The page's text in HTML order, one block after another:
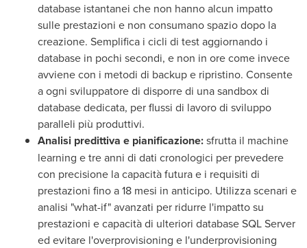
database istantanei che non hanno alcun impatto
sulle prestazioni e non consumano spazio dopo la
creazione. Semplifica i cicli di test aggiornando i
database in pochi secondi, e non in ore come invece
avviene con i metodi di backup e ripristino. Consente
a ogni sviluppatore di disporre di una sandbox di
database dedicata, per flussi di lavoro di sviluppo
paralleli più produttivi.
Analisi predittiva e pianificazione:sfrutta il machine
learning e tre anni di dati cronologici per prevedere
con precisione la capacità futura e i requisiti di
prestazioni fino a 18 mesi in anticipo. Utilizza scenari e
analisi "what-if" avanzati per ridurre l'impatto su
prestazioni e capacità di ulteriori database SQL Server
ed evitare l'overprovisioning e l'underprovisioning